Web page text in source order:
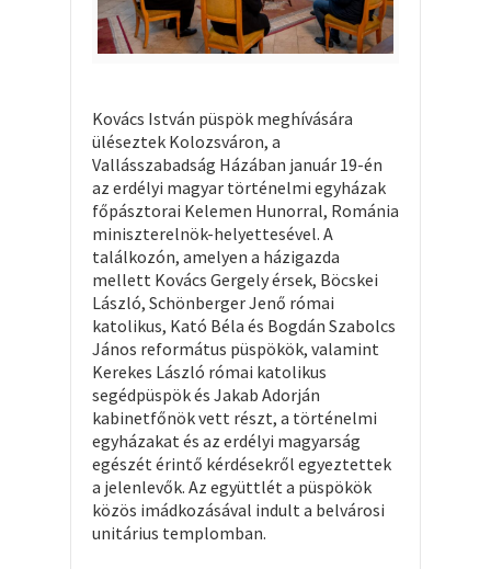
Kovács István püspök meghívására
üléseztek Kolozsváron, a
Vallásszabadság Házában január 19-én
az erdélyi magyar történelmi egyházak
főpásztorai Kelemen Hunorral, Románia
miniszterelnök-helyettesével. A
találkozón, amelyen a házigazda
mellett Kovács Gergely érsek, Böcskei
László, Schönberger Jenő római
katolikus, Kató Béla és Bogdán Szabolcs
János református püspökök, valamint
Kerekes László római katolikus
segédpüspök és Jakab Adorján
kabinetfőnök vett részt, a történelmi
egyházakat és az erdélyi magyarság
egészét érintő kérdésekről egyeztettek
a jelenlevők. Az együttlét a püspökök
közös imádkozásával indult a belvárosi
unitárius templomban.